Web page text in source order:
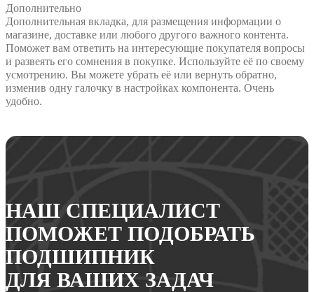
Дополнительно
Дополнительная вкладка, для размещения информации о
магазине, доставке или любого другого важного контента.
Поможет вам ответить на интересующие покупателя вопросы
и развеять его сомнения в покупке. Используйте её по своему
усмотрению. Вы можете убрать её или вернуть обратно,
изменив одну галочку в настройках компонента. Очень
удобно.
НАШ СПЕЦИАЛИСТ
ПОМОЖЕТ ПОДОБРАТЬ
ПОДШИПНИК
ДЛЯ ВАШИХ ЗАДАЧ